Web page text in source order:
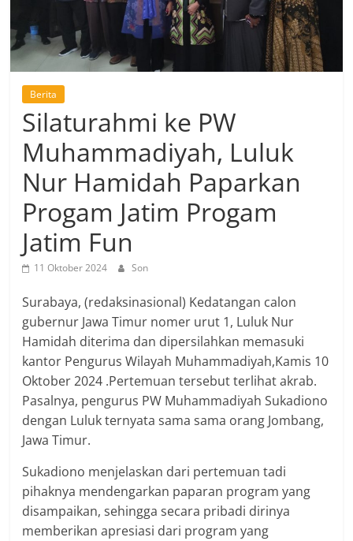
Berita
Silaturahmi ke PW
Muhammadiyah, Luluk
Nur Hamidah Paparkan
Progam Jatim Progam
Jatim Fun
11 Oktober 2024 Son
Surabaya, (redaksinasional) Kedatangan calon
gubernur Jawa Timur nomer urut 1, Luluk Nur
Hamidah diterima dan dipersilahkan memasuki
kantor Pengurus Wilayah Muhammadiyah,Kamis 10
Oktober 2024 .Pertemuan tersebut terlihat akrab.
Pasalnya, pengurus PW Muhammadiyah Sukadiono
dengan Luluk ternyata sama sama orang Jombang,
Jawa Timur.
Sukadiono menjelaskan dari pertemuan tadi
pihaknya mendengarkan paparan program yang
disampaikan, sehingga secara pribadi dirinya
memberikan apresiasi dari program yang